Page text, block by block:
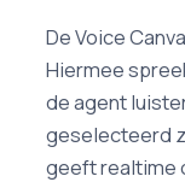
De Voice
Hiermee
de agent
geselecteerd
geeft realtime